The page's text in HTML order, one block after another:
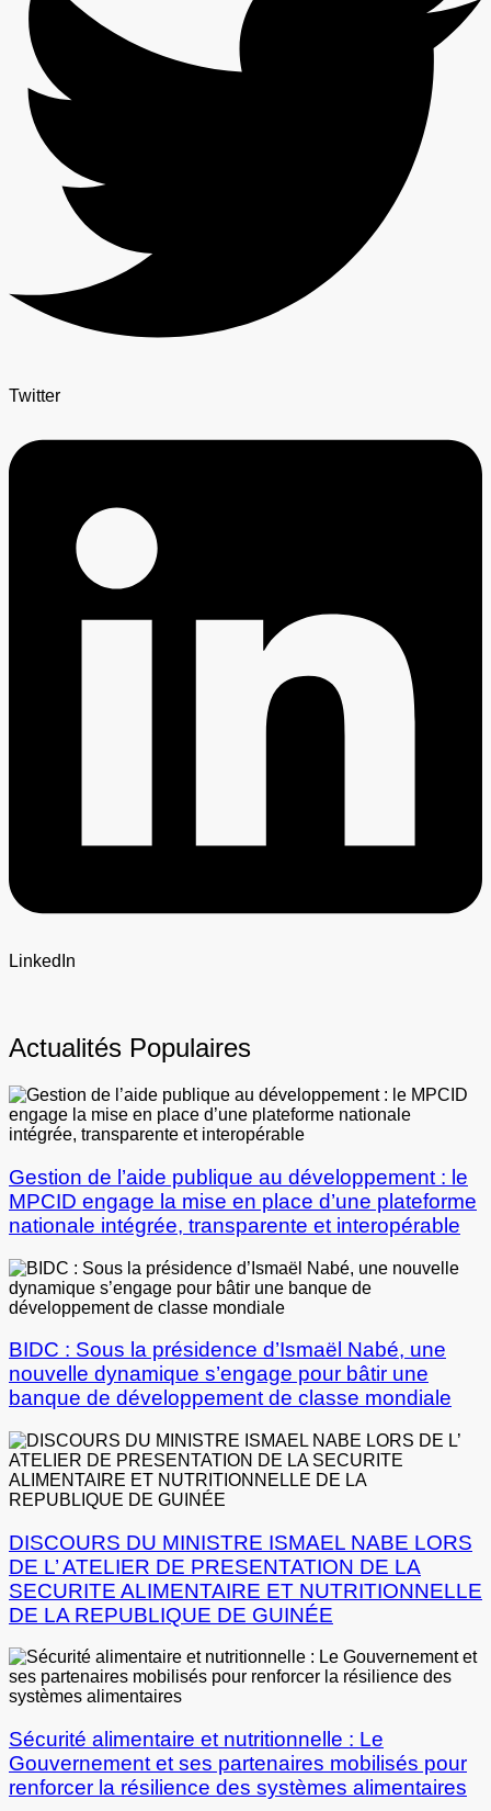
Twitter
LinkedIn
Actualités Populaires
Gestion de l’aide publique au développement : le
MPCID engage la mise en place d’une plateforme
nationale intégrée, transparente et interopérable
BIDC : Sous la présidence d’Ismaël Nabé, une
nouvelle dynamique s’engage pour bâtir une
banque de développement de classe mondiale
DISCOURS DU MINISTRE ISMAEL NABE LORS
DE L’ ATELIER DE PRESENTATION DE LA
SECURITE ALIMENTAIRE ET NUTRITIONNELLE
DE LA REPUBLIQUE DE GUINÉE
Sécurité alimentaire et nutritionnelle : Le
Gouvernement et ses partenaires mobilisés pour
renforcer la résilience des systèmes alimentaires